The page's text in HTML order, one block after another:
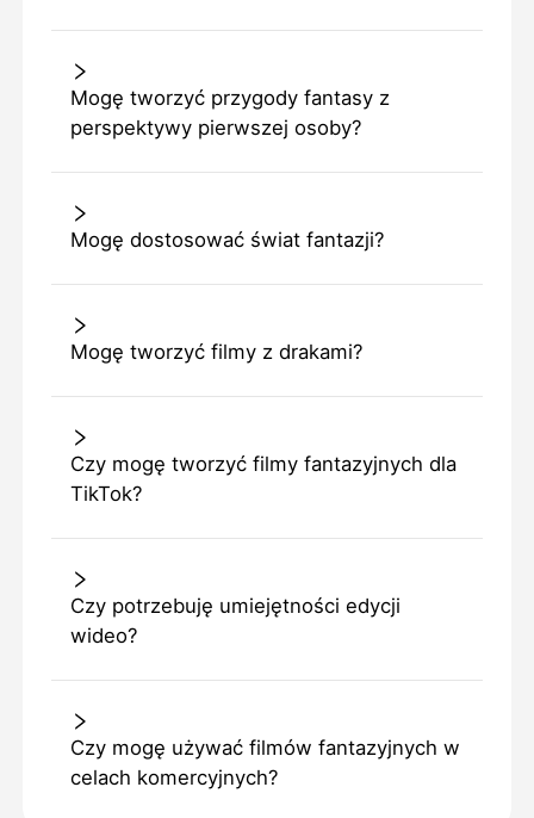
Mogę tworzyć przygody fantasy z
perspektywy pierwszej osoby?
Mogę dostosować świat fantazji?
Mogę tworzyć filmy z drakami?
Czy mogę tworzyć filmy fantazyjnych dla
TikTok?
Czy potrzebuję umiejętności edycji
wideo?
Czy mogę używać filmów fantazyjnych w
celach komercyjnych?